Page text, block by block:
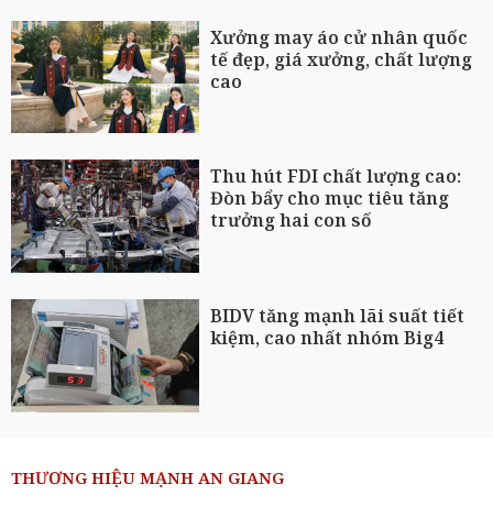
Xưởng may áo cử nhân quốc
tế đẹp, giá xưởng, chất lượng
cao
Thu hút FDI chất lượng cao:
Đòn bẩy cho mục tiêu tăng
trưởng hai con số
BIDV tăng mạnh lãi suất tiết
kiệm, cao nhất nhóm Big4
THƯƠNG HIỆU MẠNH AN GIANG